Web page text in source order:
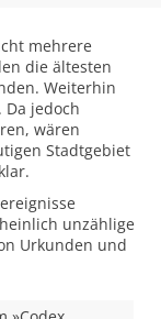
mehrere
die ältesten
Weiterhin
jedoch
wären
Stadtgebiet
unzählige
Urkunden und